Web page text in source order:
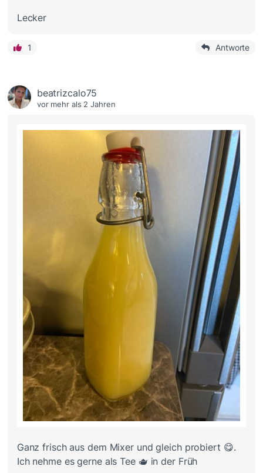
Lecker
1 Antworte
beatrizcalo75
vor mehr als 2 Jahren
Ganz frisch aus dem Mixer und gleich probiert 😋.
Ich nehme es gerne als Tee 🫖 in der Früh